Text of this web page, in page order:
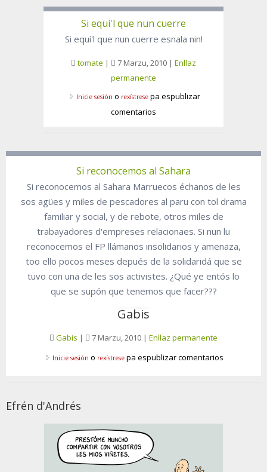
Si equí'l que nun cuerre
Si equí'l que nun cuerre esnala nin!
tomate | 7 Marzu, 2010 | Enllaz
permanente
Inicie sesión o rexístresepa espublizar
comentarios
Si reconocemos al Sahara
Si reconocemos al Sahara Marruecos échanos de les
sos agües y miles de pescadores al paru con tol drama
familiar y social, y de rebote, otros miles de
trabayadores d'empreses relacionaes. Si nun lu
reconocemos el FP llámanos insolidarios y amenaza,
too ello pocos meses depués de la solidaridá que se
tuvo con una de les sos activistes. ¿Qué ye entós lo
que se supón que tenemos que facer???
Gabis
Gabis | 7 Marzu, 2010 | Enllaz permanente
Inicie sesión o rexístrese pa espublizar comentarios
Efrén d'Andrés